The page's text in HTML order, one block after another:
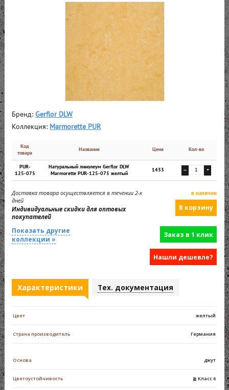
Бренд:Gerflor DLW
Коллекция: Marmorette PUR
Код
товара
Название Цена Кол-во
PUR-
125-075
Натуральный линолеум Gerflor DLW
Marmorette PUR-125-075 желтый
1433 — +
Доставка товара осуществляется в течении 2-х
дней
Индивидуальные скидки для оптовых
покупателей
в наличии
Показать другие
коллекции »
Заказ в 1 клик
Нашли дешевле?
Характеристики Тех. документация
Цвет желтый
Страна производитель Германия
Основа джут
Цветоустойчивость ≧ Класс 6